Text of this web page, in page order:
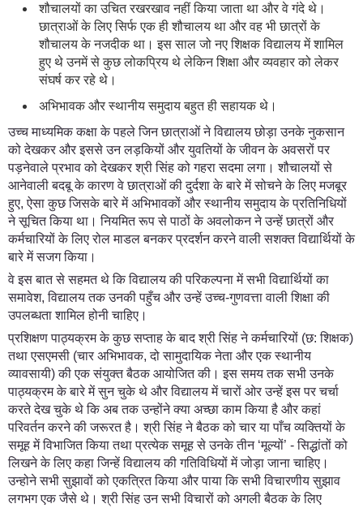
शौचालयों का उचित रखरखाव नहीं किया जाता था और वे गंदे थे।
छात्राओं के लिए सिर्फ एक ही शौचालय था और वह भी छात्रों के
शौचालय के नजदीक था। इस साल जो नए शिक्षक विद्यालय में शामिल
हुए थे उनमें से कुछ लोकप्रिय थे लेकिन शिक्षा और व्यवहार को लेकर
संघर्ष कर रहे थे।
अभिभावक और स्थानीय समुदाय बहुत ही सहायक थे।
उच्च माध्यमिक कक्षा के पहले जिन छात्राओं ने विद्यालय छोड़ा उनके नुकसान
को देखकर और इससे उन लड़कियों और युवतियों के जीवन के अवसरों पर
पड़नेवाले प्रभाव को देखकर श्री सिंह को गहरा सदमा लगा। शौचालयों से
आनेवाली बदबू के कारण वे छात्राओं की दुर्दशा के बारे में सोचने के लिए मजबूर
हुए, ऐसा कुछ जिसके बारे में अभिभावकों और स्थानीय समुदाय के प्रतिनिधियों
ने सूचित किया था। नियमित रूप से पाठों के अवलोकन ने उन्हें छात्रों और
कर्मचारियों के लिए रोल माडल बनकर प्रदर्शन करने वाली सशक्त विद्यार्थियों के
बारे में सजग किया।
वे इस बात से सहमत थे कि विद्यालय की परिकल्पना में सभी विद्यार्थियों का
समावेश, विद्यालय तक उनकी पहुँच और उन्हें उच्च-गुणवत्ता वाली शिक्षा की
उपलब्धता शामिल होनी चाहिए।
प्रशिक्षण पाठ्यक्रम के कुछ सप्ताह के बाद श्री सिंह ने कर्मचारियों (छ: शिक्षक)
तथा एसएमसी (चार अभिभावक, दो सामुदायिक नेता और एक स्थानीय
व्यावसायी) की एक संयुक्त बैठक आयोजित की। इस समय तक सभी उनके
पाठ्यक्रम के बारे में सुन चुके थे और विद्यालय में चारों ओर उन्हें इस पर चर्चा
करते देख चुके थे कि अब तक उन्होंने क्या अच्छा काम किया है और कहां
परिवर्तन करने की जरूरत है। श्री सिंह ने बैठक को चार या पाँच व्यक्तियों के
समूह में विभाजित किया तथा प्रत्येक समूह से उनके तीन ‘मूल्यों’ - सिद्धांतों को
लिखने के लिए कहा जिन्हें विद्यालय की गतिविधियों में जोड़ा जाना चाहिए।
उन्होने सभी सुझावों को एकत्रित किया और पाया कि सभी विचारणीय सुझाव
लगभग एक जैसे थे। श्री सिंह उन सभी विचारों को अगली बैठक के लिए